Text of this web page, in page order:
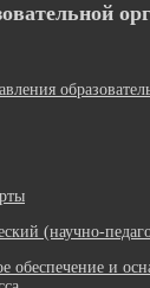
(научно-
обеспечение и